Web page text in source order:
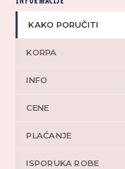
KAKO PORUČITI
KORPA
INFO
CENE
PLAĆANJE
ISPORUKA ROBE